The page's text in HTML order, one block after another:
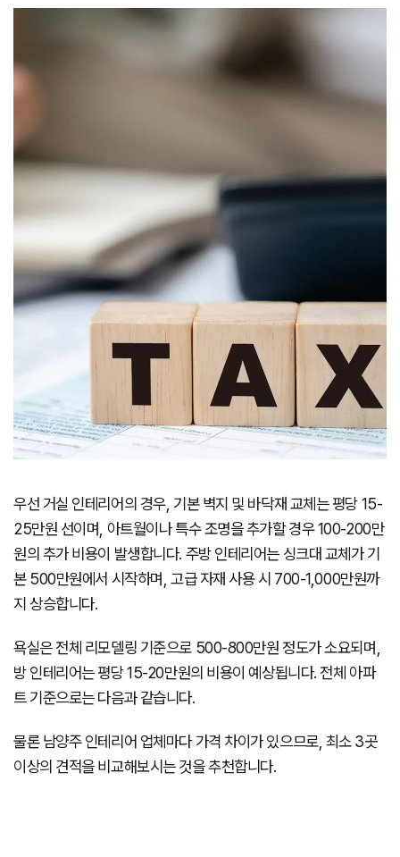
우선 거실 인테리어의 경우, 기본 벽지 및 바닥재 교체는 평당 15-
25만원 선이며, 아트월이나 특수 조명을 추가할 경우 100-200만
원의 추가 비용이 발생합니다. 주방 인테리어는 싱크대 교체가 기
본 500만원에서 시작하며, 고급 자재 사용 시 700-1,000만원까
지 상승합니다.
욕실은 전체 리모델링 기준으로 500-800만원 정도가 소요되며,
방 인테리어는 평당 15-20만원의 비용이 예상됩니다. 전체 아파
트 기준으로는 다음과 같습니다.
물론 남양주 인테리어 업체마다 가격 차이가 있으므로, 최소 3곳
이상의 견적을 비교해보시는 것을 추천합니다.